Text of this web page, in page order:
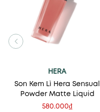
HERA
Son Kem Lì Hera Sensual
Powder Matte Liquid
580.000₫